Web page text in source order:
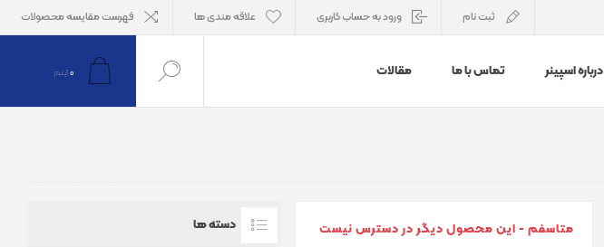
ثبت نام ورود به حساب کاربری علاقه مندی ها فهرست مقایسه محصولات
درباره اسپینر تماس با ما مقالات 0آیتم
متاسفم - این محصول دیگر در دسترس نیست دسته ها